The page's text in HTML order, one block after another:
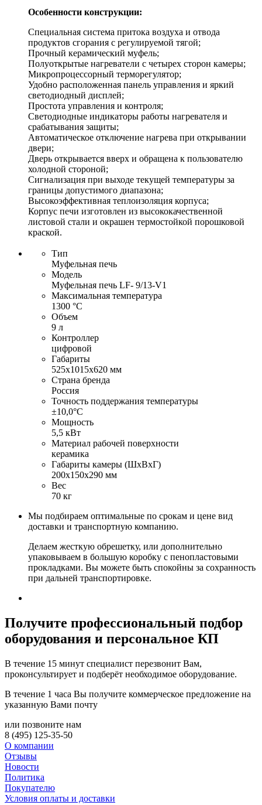
Особенности конструкции:
Специальная система притока воздуха и отвода
продуктов сгорания с регулируемой тягой;
Прочный керамический муфель;
Полуоткрытые нагреватели с четырех сторон камеры;
Микропроцессорный терморегулятор;
Удобно расположенная панель управления и яркий
светодиодный дисплей;
Простота управления и контроля;
Светодиодные индикаторы работы нагревателя и
срабатывания защиты;
Автоматическое отключение нагрева при открывании
двери;
Дверь открывается вверх и обращена к пользователю
холодной стороной;
Сигнализация при выходе текущей температуры за
границы допустимого диапазона;
Высокоэффективная теплоизоляция корпуса;
Корпус печи изготовлен из высококачественной
листовой стали и окрашен термостойкой порошковой
краской.
Тип
Муфельная печь
Модель
Муфельная печь LF- 9/13-V1
Максимальная температура
1300 °C
Объем
9 л
Контроллер
цифровой
Габариты
525х1015х620 мм
Страна бренда
Россия
Точность поддержания температуры
±10,0°С
Мощность
5,5 кВт
Материал рабочей поверхности
керамика
Габариты камеры (ШхВхГ)
200х150х290 мм
Вес
70 кг
Мы подбираем оптимальные по срокам и цене вид
доставки и транспортную компанию.
Делаем жесткую обрешетку, или дополнительно
упаковываем в большую коробку с пенопластовыми
прокладками. Вы можете быть спокойны за сохранность
при дальней транспортировке.
Получите профессиональный подбор
оборудования и персональное КП
В течение 15 минут специалист перезвонит Вам,
проконсультирует и подберёт необходимое оборудование.
В течение 1 часа Вы получите коммерческое предложение на
указанную Вами почту
или позвоните нам
8 (495) 125-35-50
О компании
Отзывы
Новости
Политика
Покупателю
Условия оплаты и доставки